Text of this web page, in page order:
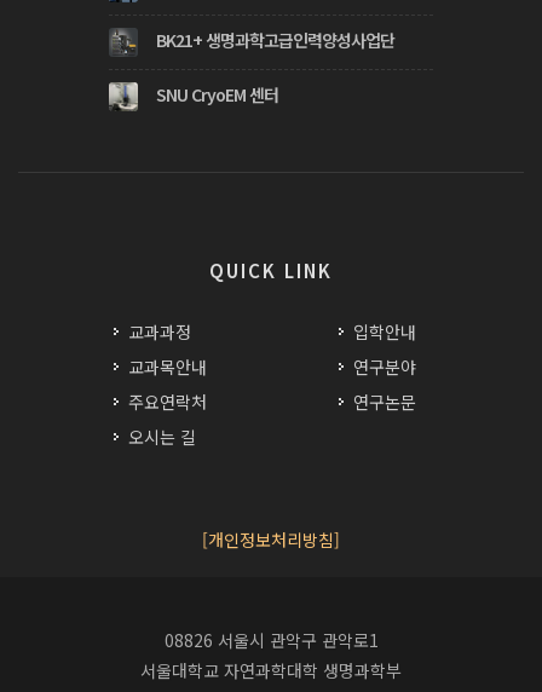
BK21+ 생명과학고급인력양성사업단
SNU CryoEM 센터
QUICK LINK
교과과정
교과목안내
주요연락처
오시는 길
입학안내
연구분야
연구논문
[개인정보처리방침]
08826 서울시 관악구 관악로1
서울대학교 자연과학대학 생명과학부